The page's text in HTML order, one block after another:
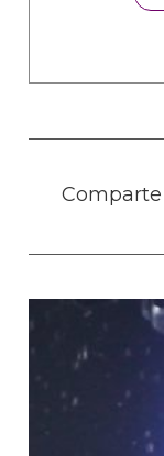
Comparte